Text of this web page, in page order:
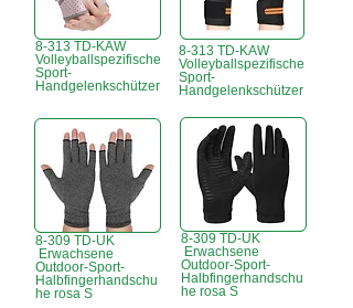
8-313 TD-KAW
Volleyballspezifische
Sport-
Handgelenkschützer
8-313 TD-KAW
Volleyballspezifische
Sport-
Handgelenkschützer
8-309 TD-UK
Erwachsene
Outdoor-Sport-
Halbfingerhandschu
he rosa S
8-309 TD-UK
Erwachsene
Outdoor-Sport-
Halbfingerhandschu
he rosa S